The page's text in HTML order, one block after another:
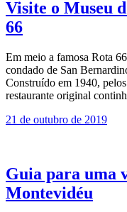
Visite o Museu
66
Em meio a famosa Rota
condado de San
Construído em 1940,
restaurante original
21 de outubro de 2019
Guia para uma
Montevidéu